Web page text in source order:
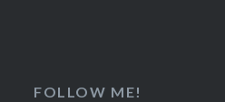
FOLLOW ME!